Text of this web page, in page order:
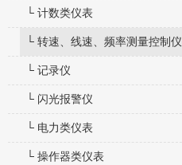
└ 计数类仪表
└ 转速、线速、频率测量控制仪
└ 记录仪
└ 闪光报警仪
└ 电力类仪表
└ 操作器类仪表